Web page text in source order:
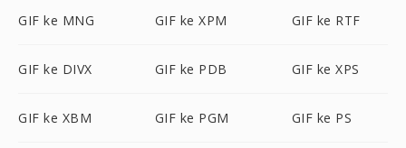
GIF ke MNG GIF ke XPM GIF ke RTF
GIF ke DIVX GIF ke PDB GIF ke XPS
GIF ke XBM GIF ke PGM GIF ke PS